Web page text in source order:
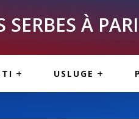
SERBES À
USLUGE